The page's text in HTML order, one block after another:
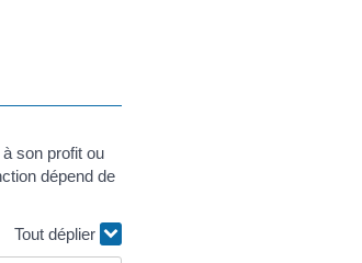
son profit ou
dépend de
Tout déplier